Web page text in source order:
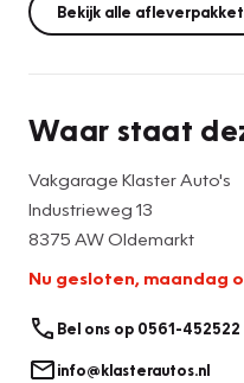
Bekijk alle
Waar staat
Vakgarage Klaster Auto's
Industrieweg 13
8375 AW Oldemarkt
Nu gesloten, maandag
Bel ons op 0561-452522
info@klasterautos.nl